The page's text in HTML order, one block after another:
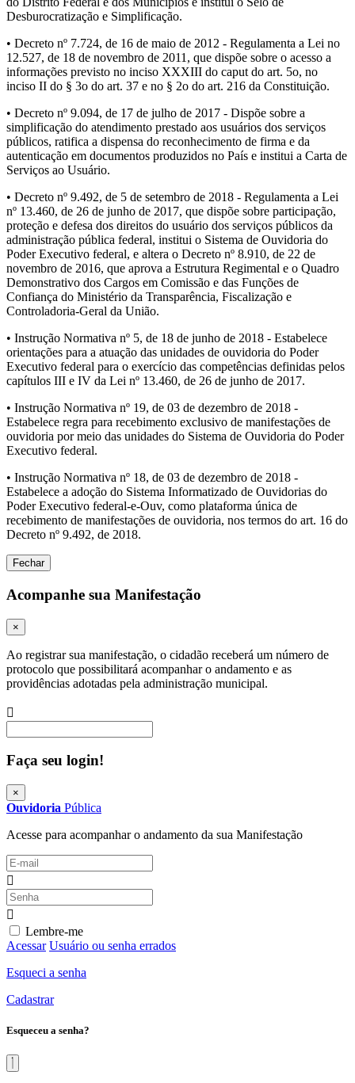
Desburocratização e Simplificação.
• Decreto nº 7.724, de 16 de maio de 2012 - Regulamenta a Lei no
12.527, de 18 de novembro de 2011, que dispõe sobre o acesso a
informações previsto no inciso XXXIII do caput do art. 5o, no
inciso II do § 3o do art. 37 e no § 2o do art. 216 da Constituição.
• Decreto nº 9.094, de 17 de julho de 2017 - Dispõe sobre a
simplificação do atendimento prestado aos usuários dos serviços
públicos, ratifica a dispensa do reconhecimento de firma e da
autenticação em documentos produzidos no País e institui a Carta de
Serviços ao Usuário.
• Decreto nº 9.492, de 5 de setembro de 2018 - Regulamenta a Lei
nº 13.460, de 26 de junho de 2017, que dispõe sobre participação,
proteção e defesa dos direitos do usuário dos serviços públicos da
administração pública federal, institui o Sistema de Ouvidoria do
Poder Executivo federal, e altera o Decreto nº 8.910, de 22 de
novembro de 2016, que aprova a Estrutura Regimental e o Quadro
Demonstrativo dos Cargos em Comissão e das Funções de
Confiança do Ministério da Transparência, Fiscalização e
Controladoria-Geral da União.
• Instrução Normativa nº 5, de 18 de junho de 2018 - Estabelece
orientações para a atuação das unidades de ouvidoria do Poder
Executivo federal para o exercício das competências definidas pelos
capítulos III e IV da Lei nº 13.460, de 26 de junho de 2017.
• Instrução Normativa nº 19, de 03 de dezembro de 2018 -
Estabelece regra para recebimento exclusivo de manifestações de
ouvidoria por meio das unidades do Sistema de Ouvidoria do Poder
Executivo federal.
• Instrução Normativa nº 18, de 03 de dezembro de 2018 -
Estabelece a adoção do Sistema Informatizado de Ouvidorias do
Poder Executivo federal-e-Ouv, como plataforma única de
recebimento de manifestações de ouvidoria, nos termos do art. 16 do
Decreto nº 9.492, de 2018.
Fechar
Acompanhe sua Manifestação
×
Ao registrar sua manifestação, o cidadão receberá um número de
protocolo que possibilitará acompanhar o andamento e as
providências adotadas pela administração municipal.
Faça seu login!
×
Ouvidoria Pública
Acesse para acompanhar o andamento da sua Manifestação
Lembre-me
Acessar Usuário ou senha errados
Esqueci a senha
Cadastrar
Esqueceu a senha?